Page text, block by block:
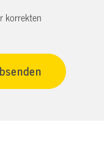
korrekten